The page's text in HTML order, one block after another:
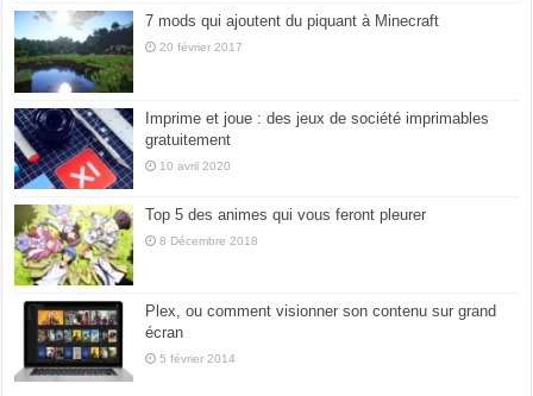
7 mods qui ajoutent du piquant à Minecraft
20 février 2017
Imprime et joue : des jeux de société imprimables
gratuitement
10 avril 2020
Top 5 des animes qui vous feront pleurer
8 Décembre 2018
Plex, ou comment visionner son contenu sur grand
écran
5 février 2014